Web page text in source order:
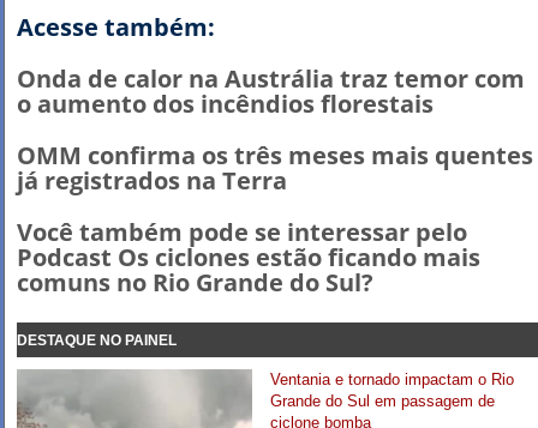
Acesse também:
Onda de calor na Austrália traz temor com
o aumento dos incêndios florestais
OMM confirma os três meses mais quentes
já registrados na Terra
Você também pode se interessar pelo
Podcast Os ciclones estão ficando mais
comuns no Rio Grande do Sul?
DESTAQUE NO PAINEL
Ventania e tornado impactam o Rio
Grande do Sul em passagem de
ciclone bomba